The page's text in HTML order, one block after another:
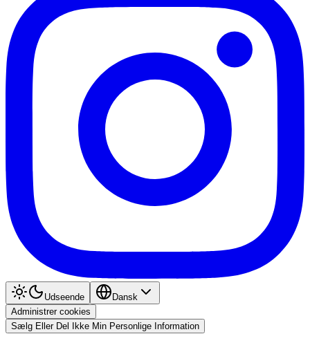
Udseende
Dansk
Administrer cookies
Sælg Eller Del Ikke Min Personlige Information